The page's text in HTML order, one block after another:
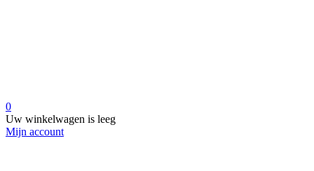
0
Uw winkelwagen is leeg
Mijn account